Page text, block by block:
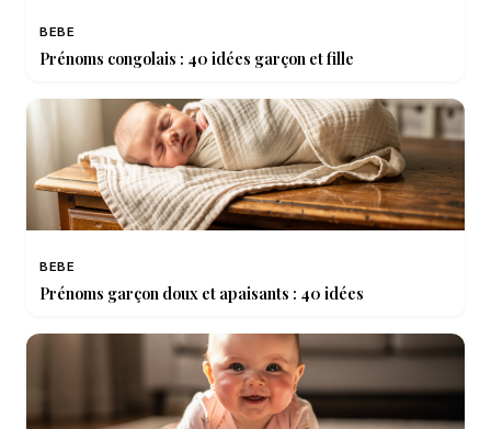
BEBE
Prénoms congolais : 40 idées garçon et fille
BEBE
Prénoms garçon doux et apaisants : 40 idées